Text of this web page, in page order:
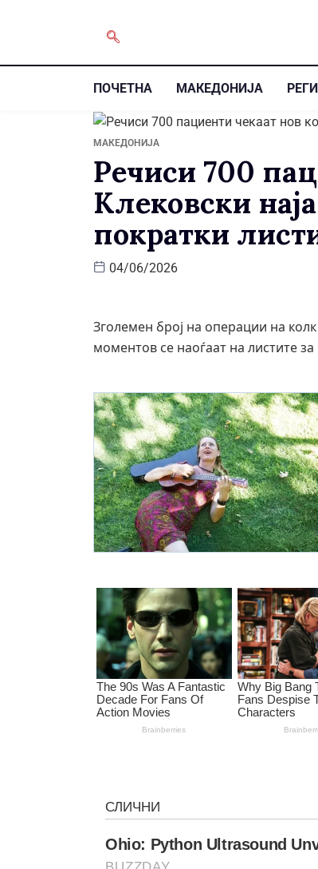
ПОЧЕТНА МАКЕДОНИЈА
МАКЕДОНИЈА
Речиси 700
Клековски
пократки
04/06/2026
Зголемен број на операции на
моментов се наоѓаат на листите